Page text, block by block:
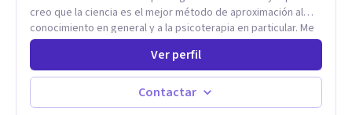
creo que la ciencia es el mejor método de aproximación al
conocimiento en general y a la psicoterapia en particular. Me
interesan los procesos de cambio conductual por los que una
persona pueda alcanzar sus objetivos, transitando,
aceptando y modificando sus patrones cognitivos y
emocionales. Abordo patologías específicas como trastornos
de ansiedad y del ánimo, y también crisis vitales y procesos
Ver perfil
Contactar